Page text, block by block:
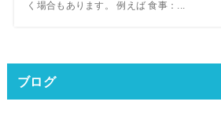
く場合もあります。 例えば 食事：...
ブログ